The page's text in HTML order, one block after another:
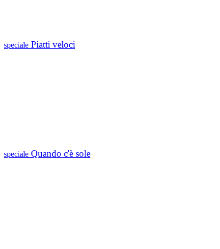
speciale Piatti veloci
speciale Quando c'è sole